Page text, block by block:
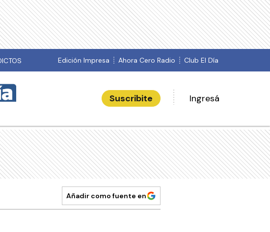
Edición Impresa Ahora Cero Radio Club El Día
Suscribite Ingresá
Añadir como fuente en